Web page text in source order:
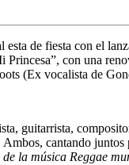
de fiesta con el
Princesa”, con una
(Ex vocalista de
guitarrista,
Ambos, cantando juntos
la música Reggae